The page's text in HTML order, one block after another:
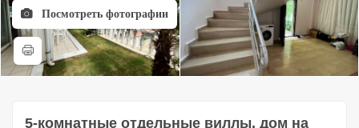
Посмотреть фотографии
5-комнатные отдельные виллы, дом на